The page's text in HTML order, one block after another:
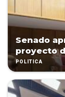
Senado
proyecto
POLÍTICA